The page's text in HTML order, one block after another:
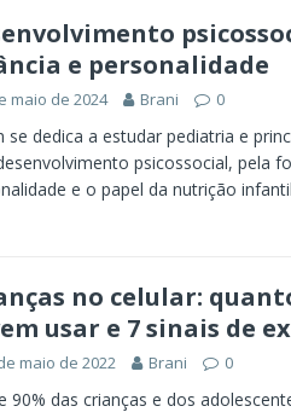
e personalidade
maio de 2024 Brani 0
se dedica a estudar pediatria e
psicossocial, pela
e o papel da nutrição
no celular:
usar e 7 sinais de
maio de 2022 Brani 0
90% das crianças e dos